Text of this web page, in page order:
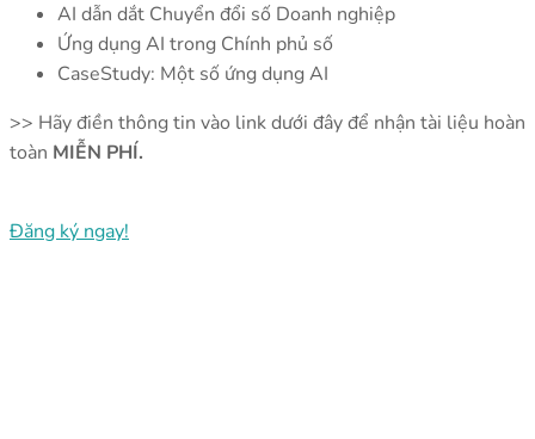
AI dẫn dắt Chuyển đổi số Doanh nghiệp
Ứng dụng AI trong Chính phủ số
CaseStudy: Một số ứng dụng AI
>> Hãy điền thông tin vào link dưới đây để nhận tài liệu hoàn
toàn MIỄN PHÍ.
Đăng ký ngay!